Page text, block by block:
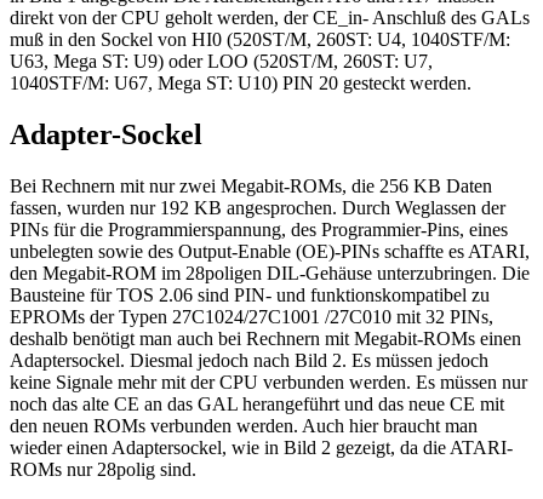
direkt von der CPU geholt werden, der CE_in- Anschluß des GALs
muß in den Sockel von HI0 (520ST/M, 260ST: U4, 1040STF/M:
U63, Mega ST: U9) oder LOO (520ST/M, 260ST: U7,
1040STF/M: U67, Mega ST: U10) PIN 20 gesteckt werden.
Adapter-Sockel
Bei Rechnern mit nur zwei Megabit-ROMs, die 256 KB Daten
fassen, wurden nur 192 KB angesprochen. Durch Weglassen der
PINs für die Programmierspannung, des Programmier-Pins, eines
unbelegten sowie des Output-Enable (OE)-PINs schaffte es ATARI,
den Megabit-ROM im 28poligen DIL-Gehäuse unterzubringen. Die
Bausteine für TOS 2.06 sind PIN- und funktionskompatibel zu
EPROMs der Typen 27C1024/27C1001 /27C010 mit 32 PINs,
deshalb benötigt man auch bei Rechnern mit Megabit-ROMs einen
Adaptersockel. Diesmal jedoch nach Bild 2. Es müssen jedoch
keine Signale mehr mit der CPU verbunden werden. Es müssen nur
noch das alte CE an das GAL herangeführt und das neue CE mit
den neuen ROMs verbunden werden. Auch hier braucht man
wieder einen Adaptersockel, wie in Bild 2 gezeigt, da die ATARI-
ROMs nur 28polig sind.